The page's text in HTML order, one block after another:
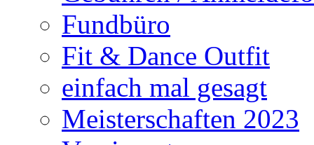
Fundbüro
Fit & Dance Outfit
einfach mal gesagt
Meisterschaften 2023